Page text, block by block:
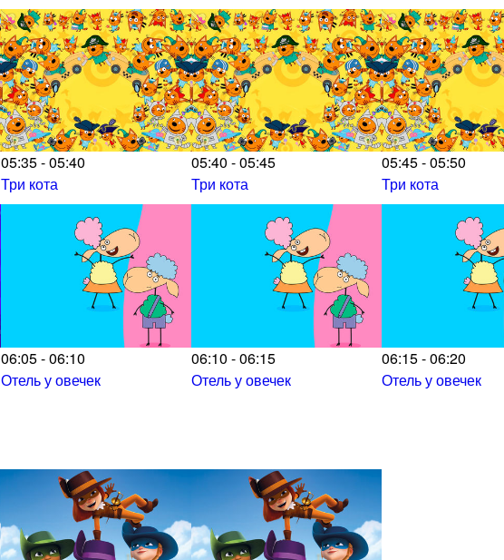
05:35 - 05:40
Три кота
05:40 - 05:45
Три кота
05:45 - 05:50
Три кота
06:05 - 06:10
Отель у овечек
06:10 - 06:15
Отель у овечек
06:15 - 06:20
Отель у овечек